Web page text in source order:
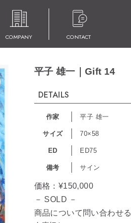
COMPANY CONTACT
平子 雄一｜Gift 14
DETAILS
作家 平子 雄一
サイズ 70×58
ED ED75
備考 サイン
価格： ¥150,000
－ SOLD －
商品について問い合わせる